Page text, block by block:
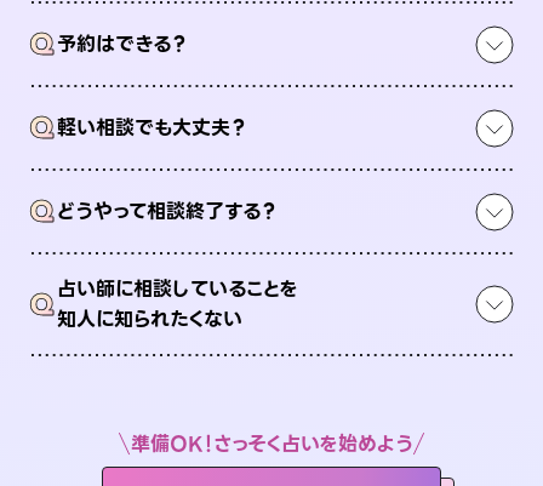
Q予約はできる？
Q軽い相談でも大丈夫？
Qどうやって相談終了する？
Q占い師に相談していることを
知人に知られたくない
準備OK！さっそく占いを始めよう